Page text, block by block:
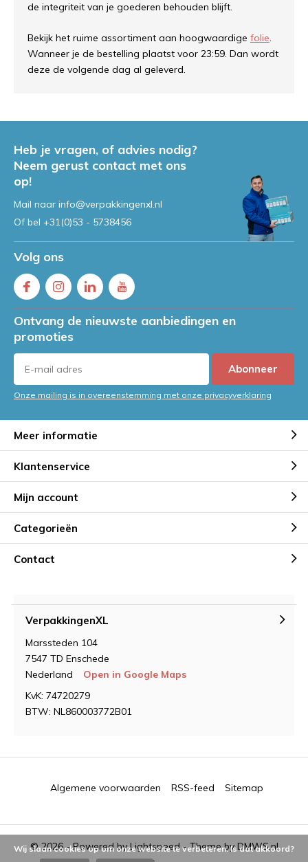
de integriteit van je goederen behouden blijft.
Bekijk het ruime assortiment aan hoogwaardige folie.
Wanneer je de bestelling plaatst voor 23:59. Dan wordt
deze de volgende dag al geleverd.
Heb je vragen, of advies nodig?
Neem gerust contact met ons
op!
Mail naar info@verpakkingenxl.nl
Of bel +31(0)53 - 5738456
Volg ons
Ontvang de nieuwste aanbiedingen en
promoties
Abonneer
Onze mailing is in overeenstemming met onze privacyverklaring
Meer informatie
Klantenservice
Mijn account
Categorieën
Contact
VerpakkingenXL
Marssteden 104
7547 TD Enschede
Nederland
Open in Google Maps
KvK: 74720279
BTW: NL860003772B01
© 2026 - Powered byLightspeed- Theme byDMWS.nl
Algemene voorwaarden RSS-feed Sitemap
Wij slaan cookies op om onze website te verbeteren. Is dat akkoord?